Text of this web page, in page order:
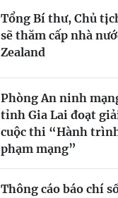
Tổng Bí thư, Chủ
sẽ thăm cấp nhà
Zealand
Phòng An ninh
tỉnh Gia Lai đoạt
cuộc thi “Hành
phạm mạng”
Thông cáo báo chí